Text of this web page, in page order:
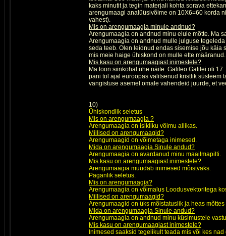
kaks minutit ja tegin materjali kohta sorava
arengumaagi analüüsivõime on 10X6=60 korda
vahest).
Mis on arengumaagia minule andnud?
Arengumaagia on andnud minu elule mõtte. Ma
Arengumaagia on andnud mulle julguse
seda teeb. Olen leidnud endas sisemise jõu käia
mis meie haige ühiskond on mulle ette määranud.
Mis kasu on arengumaagiast inimestele?
Ma toon siinkohal ühe näite. Galileo Galilei oli
pani tol ajal euroopas valitsenud kristlik süsteem
vangistuse asemel omale vahendeid juurde, et
10)
Ühiskondlik seletus
Mis on arengumaagia ?
Arengumaagia on isikliku võimu allikas.
Millised on arengumaagid?
Arengumaagid on võimetaga inimesed.
Mida on arengumaagia Sinule andud?
Arengumaagia on avardanud minu maailmapilti.
Mis kasu on arengumaagiast inimestele?
Arengumaagia muudab inimesed mõistvaks.
Paganlik seletus.
Mis on arengumaagia?
Arengumaagia on võimalus Loodusvektoritega
Millised on arengumaagid?
Arengumaagid on üks mõistatuslik ja heas
Mida on arengumaagia Sinule andud?
Arengumaagia on andnud minu küsimustele
Mis kasu on arengumaagiast inimestele?
Inimesed saaksid tegelikult teada mis või kes nad